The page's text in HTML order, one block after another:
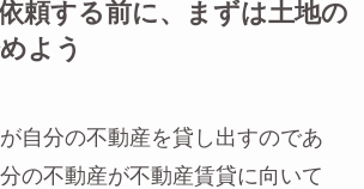
頼する前に、まずは土地の
よう
自分の不動産を貸し出すのであ
の不動産が不動産賃貸に向いて